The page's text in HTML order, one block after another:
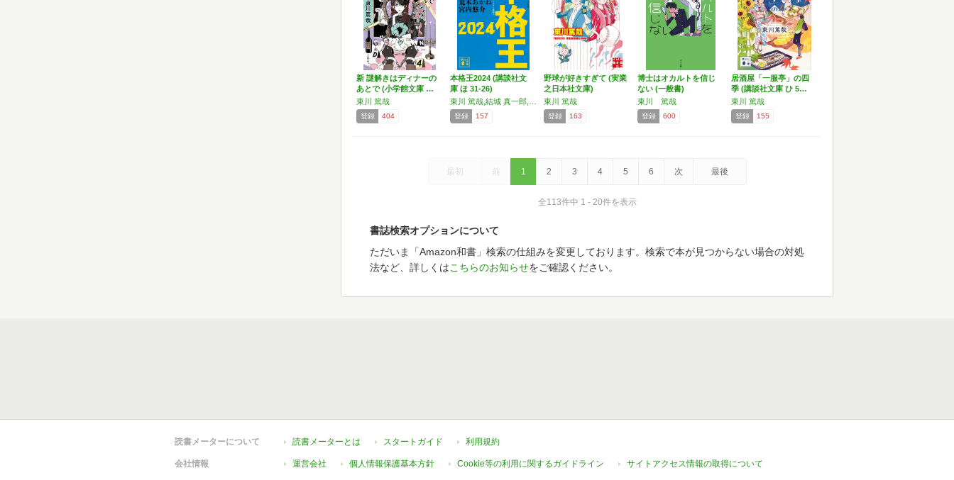
新 謎解きはディナーの
あとで (小学館文庫 …
東川 篤哉
登録 404
本格王2024 (講談社文
庫 ほ 31-26)
登録 157
野球が好きすぎて (実業
之日本社文庫)
東川 篤哉
登録 163
博士はオカルトを信じ
ない (一般書)
東川 篤哉
登録 600
居酒屋「一服亭」の四
季 (講談社文庫 ひ 5…
東川 篤哉
登録 155
最初 前 1 2 3 4 5 6 次 最後
全113件中 1 - 20件を表示
書誌検索オプションについて
ただいま「Amazon和書」検索の仕組みを変更しております。検索で本が見つからない場合の対処
法など、詳しくはこちらのお知らせをご確認ください。
読書メーターについて 読書メーターとは スタートガイド 利用規約
会社情報 運営会社 個人情報保護基本方針 Cookie等の利用に関するガイドライン サイトアクセス情報の取得について